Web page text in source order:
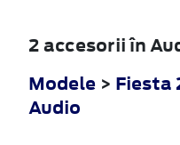
2 accesorii în
Modele > Fiesta
Audio